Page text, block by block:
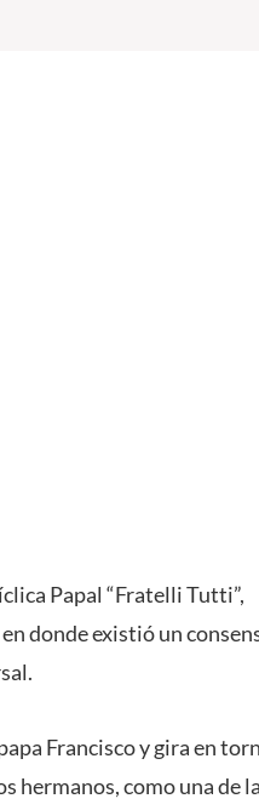
Papal “Fratelli Tutti”,
donde existió un
Francisco y gira en
hermanos, como una de